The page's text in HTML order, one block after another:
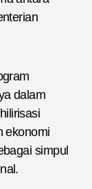
dalam
ekonomi
simpul